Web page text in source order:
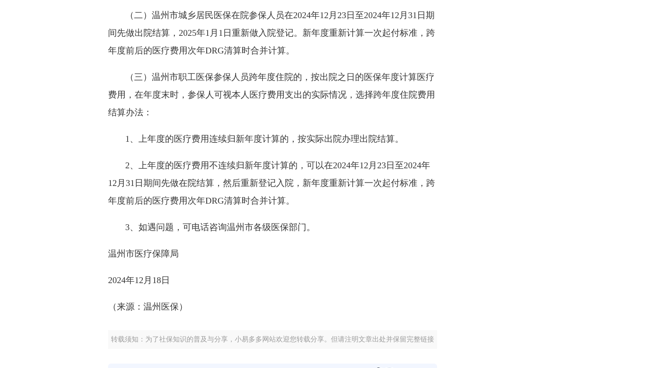
（二）温州市城乡居民医保在院参保人员在2024年12月23日至2024年12月31日期
间先做出院结算，2025年1月1日重新做入院登记。新年度重新计算一次起付标准，跨
年度前后的医疗费用次年DRG清算时合并计算。
（三）温州市职工医保参保人员跨年度住院的，按出院之日的医保年度计算医疗
费用，在年度末时，参保人可视本人医疗费用支出的实际情况，选择跨年度住院费用
结算办法：
1、上年度的医疗费用连续归新年度计算的，按实际出院办理出院结算。
2、上年度的医疗费用不连续归新年度计算的，可以在2024年12月23日至2024年
12月31日期间先做在院结算，然后重新登记入院，新年度重新计算一次起付标准，跨
年度前后的医疗费用次年DRG清算时合并计算。
3、如遇问题，可电话咨询温州市各级医保部门。
温州市医疗保障局
2024年12月18日
（来源：温州医保）
转载须知：为了社保知识的普及与分享，小易多多网站欢迎您转载分享。但请注明文章出处并保留完整链接